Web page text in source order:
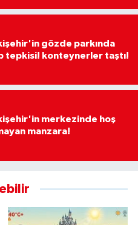
gözde parkında
tepkisi! konteynerler taştı!
merkezinde hoş
manzara!